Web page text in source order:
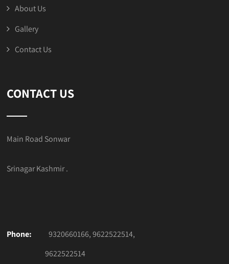
About Us
Gallery
Contact Us
CONTACT US
Main Road Sonwar
Srinagar Kashmir .
Phone:
9320660166, 9622522514,
9622522514